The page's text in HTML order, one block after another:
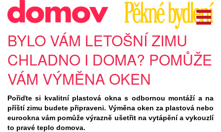
BYLO VÁM LETOŠNÍ ZIMU
CHLADNO I DOMA? POMŮŽE
VÁM VÝMĚNA OKEN
Pořiďte si kvalitní plastová okna s odbornou montáží a na
příští zimu budete připraveni. Výměna oken za plastová nebo
eurookna vám pomůže výrazně ušetřit na vytápění a vykouzlí
to pravé teplo domova.